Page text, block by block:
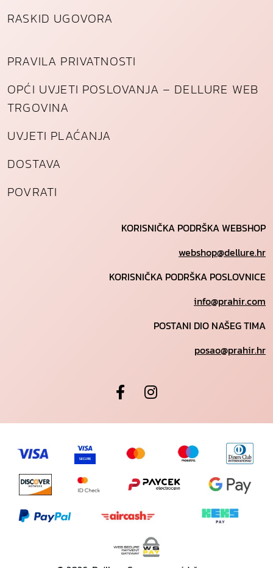
RASKID UGOVORA
PRAVILA PRIVATNOSTI
OPĆI UVJETI POSLOVANJA – DELLURE WEB
TRGOVINA
UVJETI PLAĆANJA
DOSTAVA
POVRATI
KORISNIČKA PODRŠKA WEBSHOP
webshop@dellure.hr
KORISNIČKA PODRŠKA POSLOVNICE
info@prahir.com
POSTANI DIO NAŠEG TIMA
posao@prahir.hr